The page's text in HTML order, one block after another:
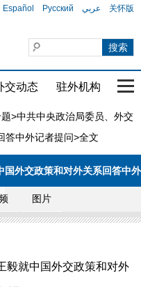
Español Русский عربي 关怀版
交动态 驻外机构 国
>中共中央政治局委员、外交
答中外记者提问>全文
外交政策和对外关系回答中外
图片
毅就中国外交政策和对外